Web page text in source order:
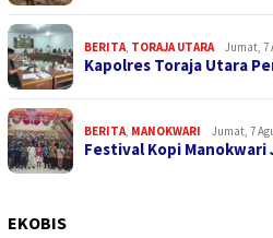
BERITA TORAJA UTARA Jumat, 7
Kapolres Toraja Utara
BERITA MANOKWARI Jumat, 7
Festival Kopi
EKOBIS